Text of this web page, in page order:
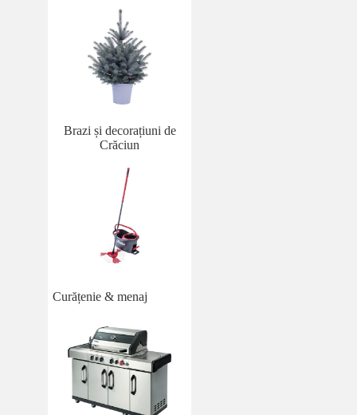
Brazi și decorațiuni de
Crăciun
Curățenie & menaj